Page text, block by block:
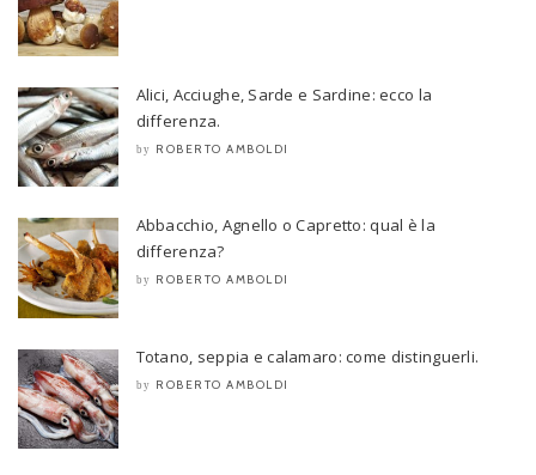
Alici, Acciughe, Sarde e Sardine: ecco la
differenza.
by ROBERTO AMBOLDI
Abbacchio, Agnello o Capretto: qual è la
differenza?
by ROBERTO AMBOLDI
Totano, seppia e calamaro: come distinguerli.
by ROBERTO AMBOLDI